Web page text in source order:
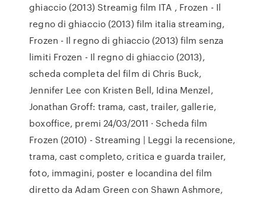
ghiaccio (2013) Streamig film ITA , Frozen - Il
regno di ghiaccio (2013) film italia streaming,
Frozen - Il regno di ghiaccio (2013) film senza
limiti Frozen - Il regno di ghiaccio (2013),
scheda completa del film di Chris Buck,
Jennifer Lee con Kristen Bell, Idina Menzel,
Jonathan Groff: trama, cast, trailer, gallerie,
boxoffice, premi 24/03/2011 · Scheda film
Frozen (2010) - Streaming | Leggi la recensione,
trama, cast completo, critica e guarda trailer,
foto, immagini, poster e locandina del film
diretto da Adam Green con Shawn Ashmore,